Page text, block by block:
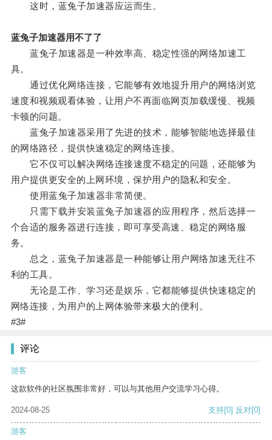
这时，蓝兔子加速器应运而生。
蓝兔子加速器用不了了
蓝兔子加速器是一种效率高、稳定性强的网络加速工
具。
通过优化网络连接，它能够有效地提升用户的网络浏览
速度和视频观看体验，让用户不再面临网页加载缓慢、视频
卡顿的问题。
蓝兔子加速器采用了先进的技术，能够智能地选择最佳
的网络路径，提供快速稳定的网络连接。
它不仅可以解决网络连接速度不稳定的问题，还能够为
用户提供更安全的上网环境，保护用户的隐私和安全。
使用蓝兔子加速器非常简便。
只需下载并安装蓝兔子加速器的应用程序，然后选择一
个合适的服务器进行连接，即可享受高速、稳定的网络服
务。
总之，蓝兔子加速器是一种能够让用户网络加速无往不
利的工具。
无论是工作、学习还是娱乐，它都能够提供快速稳定的
网络连接，为用户的上网体验带来极大的便利。
#3#
评论
游客
这款软件的社区氛围非常好，可以与其他用户交流学习心得。
2024-08-25 支持[0] 反对[0]
游客